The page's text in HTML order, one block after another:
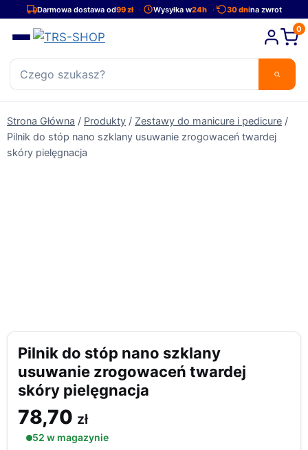
PrzejdźDarmowa dostawa od99 zł Wysyłka w24h 30 dnina zwrot
0
Strona Główna / Produkty / Zestawy do manicure i pedicure /
Pilnik do stóp nano szklany usuwanie zrogowaceń twardej
skóry pielęgnacja
Pilnik do stóp nano szklany
usuwanie zrogowaceń twardej
skóry pielęgnacja
78,70 zł
52 w magazynie